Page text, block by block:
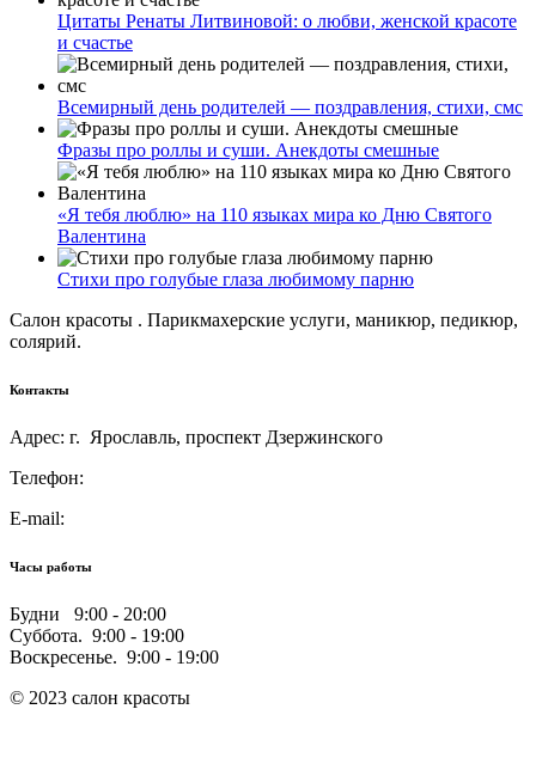
Цитаты Ренаты Литвиновой: о любви, женской красоте
и счастье
Всемирный день родителей — поздравления, стихи, смс
Фразы про роллы и суши. Анекдоты смешные
«Я тебя люблю» на 110 языках мира ко Дню Святого
Валентина
Стихи про голубые глаза любимому парню
Салон красоты . Парикмахерские услуги, маникюр, педикюр,
солярий.
Контакты
Адрес: г. Ярославль, проспект Дзержинского
Телефон:
E-mail:
Часы работы
Будни 9:00 - 20:00
Суббота. 9:00 - 19:00
Воскресенье. 9:00 - 19:00
© 2023 салон красоты